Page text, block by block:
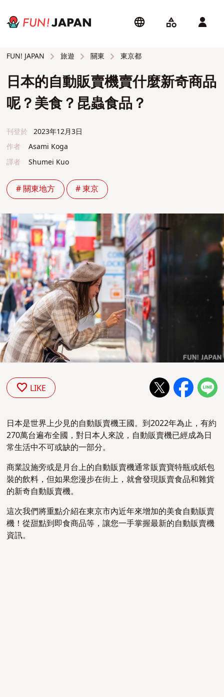
FUN! JAPAN 旅遊 關東 東京都
日本的自動販賣機賣什麼新奇商品
呢？美食？昆蟲食品？
刊登於
2023年12月3日
作者
Asami Koga
譯者
Shumei Kuo
# 關東地方 # 東京
LIKE
日本是世界上少見的自動販賣機王國。到2022年為止，有約
270萬台遍布全國，對日本人來說，自動販賣機已經成為日
常生活中不可或缺的一部分。
商業設施旁或是月台上的自動販賣機通常販賣寶特瓶或紙包
裝的飲料，但如果您漫步在街上，就會發現販賣食品和雜貨
的新奇自動販賣機。
這次我們將重點介紹在東京市內近年來增加的美食自動販賣
機！從甜點到即食商品等，讓您一手掌握最新的自動販賣機
資訊。